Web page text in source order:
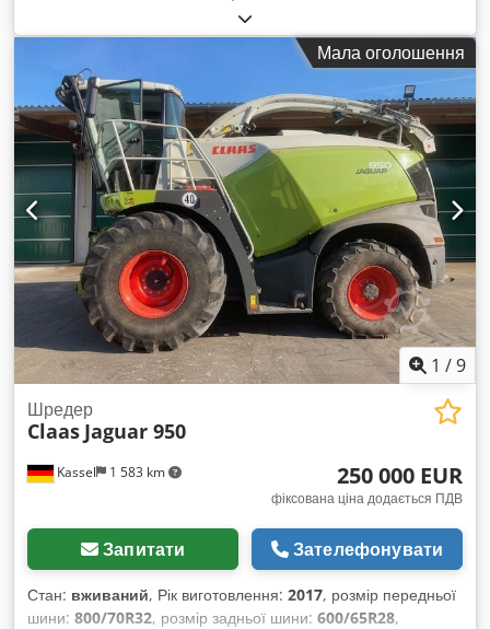
Мала оголошення
1 /9
Kassel 1 583 km
Шредер
Claas Jaguar 950
250 000 EUR
фіксована ціна додається ПДВ
Запитати Зателефонувати
Стан: вживаний, Рік виготовлення: 2017, розмір передньої
шини: 800/70R32, розмір задньої шини: 600/65R28,